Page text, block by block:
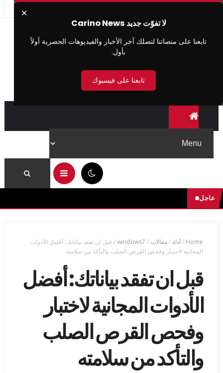
✕
لا تفوّت جديد Carino News
تابعنا على منصاتنا لتصلك آخر الأخبار والفيديوهات الحصرية أولاً
بأول.
تابعنا على فيسبوك
عاجل
Home
/أداة /مقالات /
windows7
/ قبل ان تفقد بياناتك: أفضل الأدوات
المجانية لاختبار وفحص القرص الصلب والتأكد من سلامته
قبل ان تفقد بياناتك: أفضل
الأدوات المجانية لاختبار
وفحص القرص الصلب
والتأكد من سلامته